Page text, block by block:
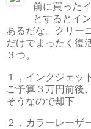
前に買った
とするとイ
あるだな。クリー
だけでまったく復
３つ。
１，インクジェッ
ご予算３万円前後
そうなので却下
２，カラーレーザ